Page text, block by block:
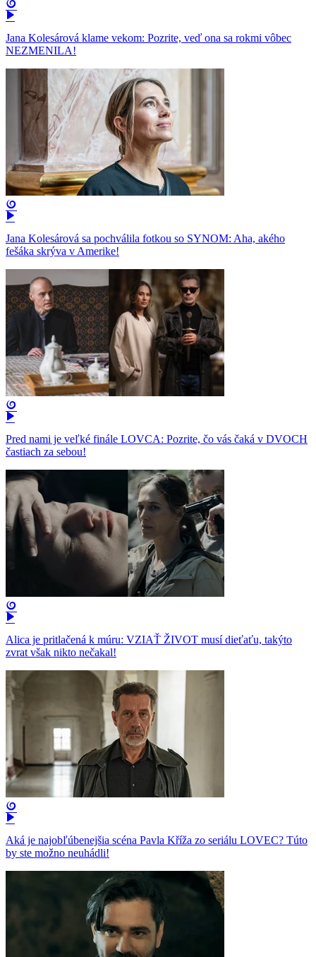
Jana Kolesárová klame vekom: Pozrite, veď ona sa rokmi vôbec
NEZMENILA!
Jana Kolesárová sa pochválila fotkou so SYNOM: Aha, akého
fešáka skrýva v Amerike!
Pred nami je veľké finále LOVCA: Pozrite, čo vás čaká v DVOCH
častiach za sebou!
Alica je pritlačená k múru: VZIAŤ ŽIVOT musí dieťaťu, takýto
zvrat však nikto nečakal!
Aká je najobľúbenejšia scéna Pavla Kříža zo seriálu LOVEC? Túto
by ste možno neuhádli!